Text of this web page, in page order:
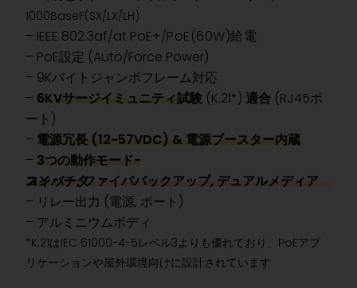
1000BaseF(SX/LX/LH)
– IEEE 802.3af/at PoE+/PoE(60W)給電
– PoE設定 (Auto/Force Power)
– 9Kバイトジャンボフレーム対応
– 6KVサージイミュニティ試験 (K.21*)適合 (RJ45ポ
ート)
– 電源冗長 (12~57VDC) & 電源ブースター内蔵
– 3つの動作モード-
スイッチ, ファイババックアップ, デュアルメディアコンバータ
– リレー出力 (電源, ポート)
– アルミニウムボディ
*K.21はIEC 61000-4-5レベル3よりも優れており、PoEアプ
リケーションや屋外環境向けに設計されています